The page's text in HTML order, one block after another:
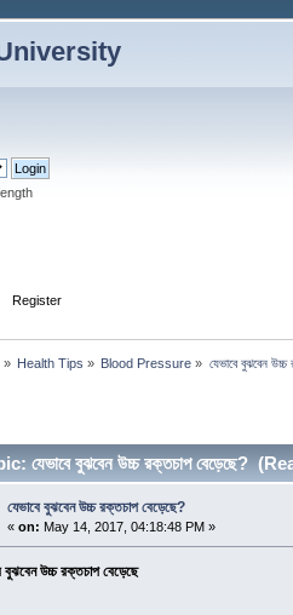
Register
» Health Tips » Blood Pressure » যেভাবে বুঝবেন
যেভাবে বুঝবেন উচ্চ রক্তচাপ বেড়েছে?
যেভাবে বুঝবেন উচ্চ রক্তচাপ বেড়েছে?
«on: May 14, 2017, 04:18:48 PM »
বুঝবেন উচ্চ রক্তচাপ বেড়েছে